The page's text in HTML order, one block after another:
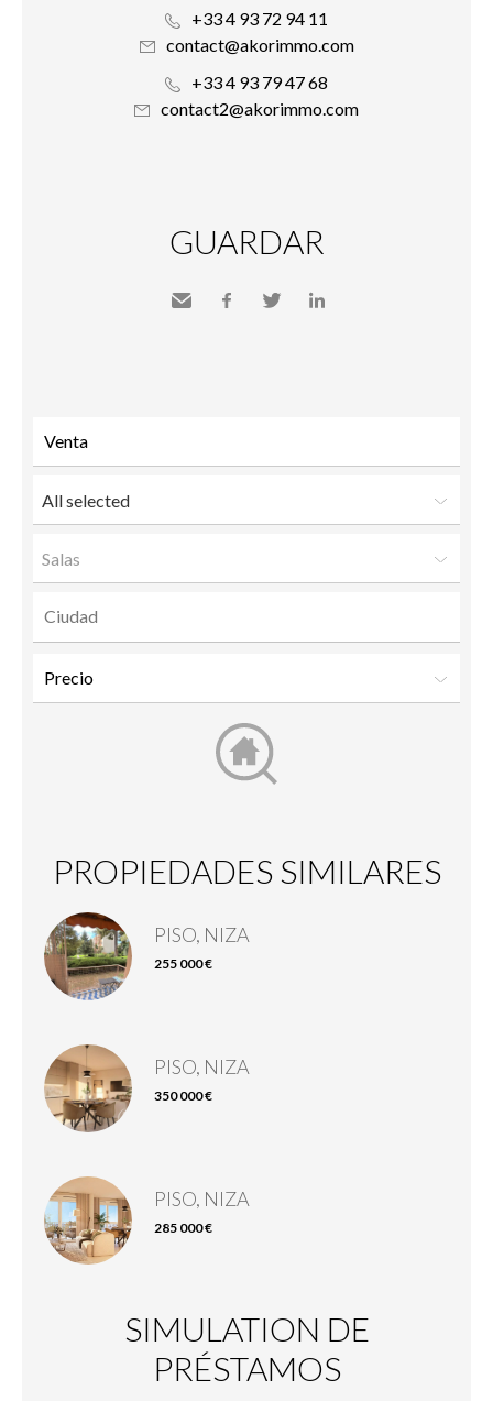
+33 4 93 72 94 11
contact@akorimmo.com
+33 4 93 79 47 68
contact2@akorimmo.com
GUARDAR
All selected
Salas
PROPIEDADES SIMILARES
PISO, NIZA
255 000 €
PISO, NIZA
350 000 €
PISO, NIZA
285 000 €
SIMULATION DE
PRÉSTAMOS